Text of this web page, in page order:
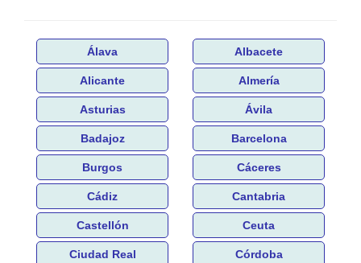
Álava Albacete
Alicante Almería
Asturias Ávila
Badajoz Barcelona
Burgos Cáceres
Cádiz Cantabria
Castellón Ceuta
Ciudad Real Córdoba